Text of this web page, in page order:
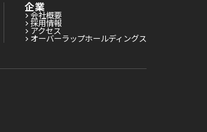
企業
会社概要
採用情報
アクセス
オーバーラップホールディングス